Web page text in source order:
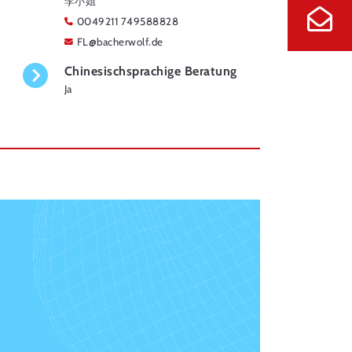
0049211 749588828
FL@bacherwolf.de
Chinesischsprachige Beratung
Ja